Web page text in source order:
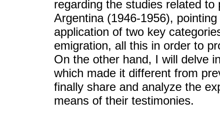
regarding the studies related
Argentina (1946-1956),
application of two key
emigration, all this in order to
On the other hand, I will delve
which made it different from
finally share and analyze the
means of their testimonies.